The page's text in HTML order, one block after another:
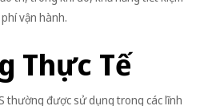
vận hành.
Thực Tế
thường được sử dụng trong các lĩnh